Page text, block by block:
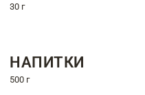
30 г
НАПИТКИ
500 г